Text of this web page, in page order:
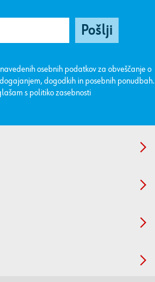
osebnih podatkov za obveščanje o
dogodkih in posebnih ponudbah.
s politiko zasebnosti